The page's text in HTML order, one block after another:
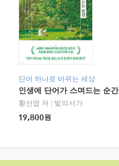
단어 하나로 바뀌는 세상
인생에 단어가 스며드는 순간
황선엽 저
빛의서가
19,800원